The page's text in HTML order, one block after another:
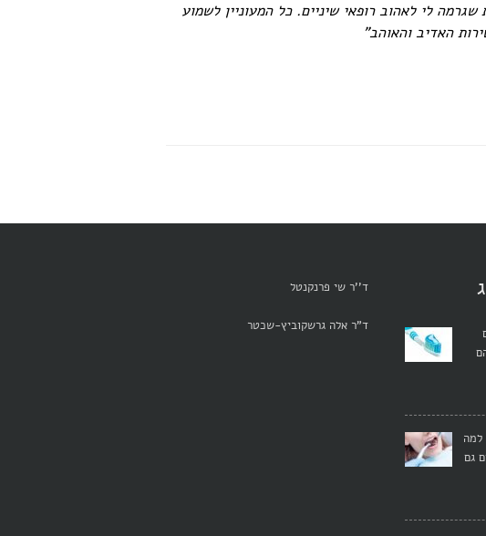
לי לאהוב רופאי שיניים. כל המעוניין לשמוע
ד''ר שי פרנקנטל
ד"ר אלה גרשקוביץ-שכטר
למה
גם